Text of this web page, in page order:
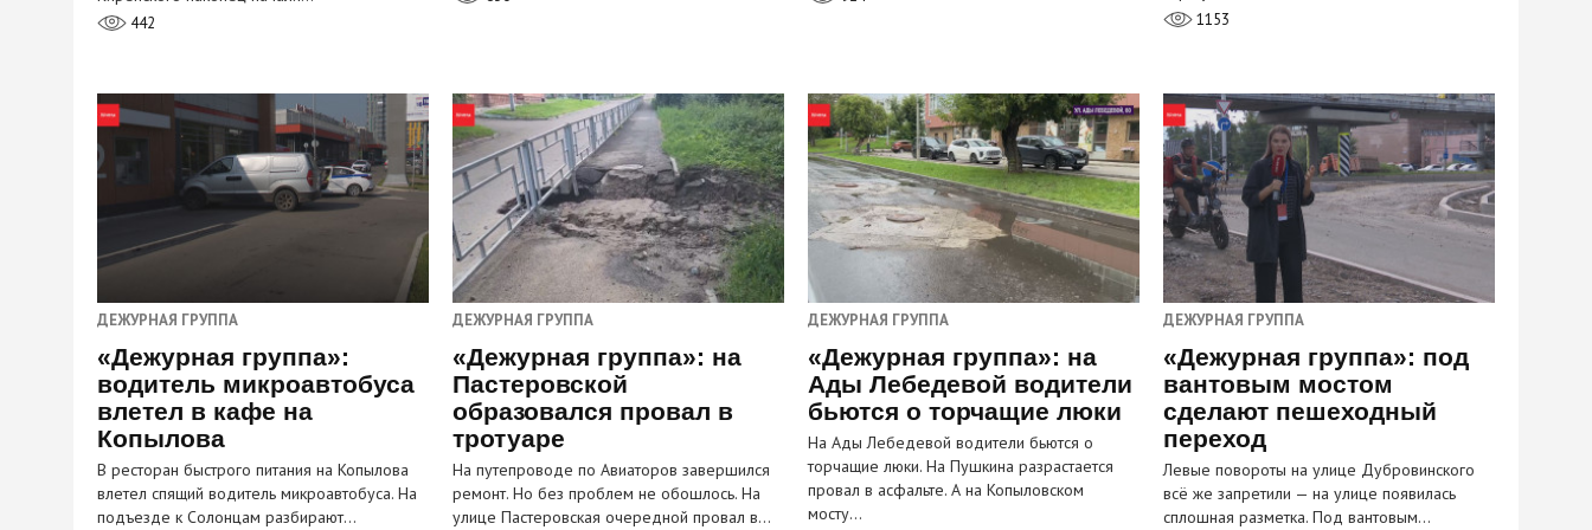
442 1153
ДЕЖУРНАЯ ГРУППА
«Дежурная группа»:
водитель микроавтобуса
влетел в кафе на
Копылова
В ресторан быстрого питания на Копылова
влетел спящий водитель микроавтобуса. На
подъезде к Солонцам разбирают…
ДЕЖУРНАЯ ГРУППА
«Дежурная группа»: на
Пастеровской
образовался провал в
тротуаре
На путепроводе по Авиаторов завершился
ремонт. Но без проблем не обошлось. На
улице Пастеровская очередной провал в…
ДЕЖУРНАЯ ГРУППА
«Дежурная группа»: на
Ады Лебедевой водители
бьются о торчащие люки
На Ады Лебедевой водители бьются о
торчащие люки. На Пушкина разрастается
провал в асфальте. А на Копыловском
мосту…
ДЕЖУРНАЯ ГРУППА
«Дежурная группа»: под
вантовым мостом
сделают пешеходный
переход
Левые повороты на улице Дубровинского
всё же запретили — на улице появилась
сплошная разметка. Под вантовым…